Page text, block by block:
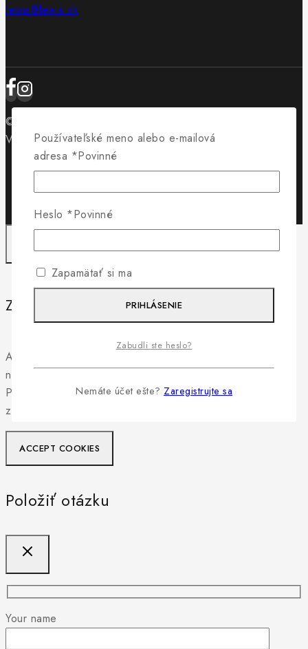
lewis@lewis.sk
© 2026 Obuv Lewis - WordPress Theme by
VytvoriloByteminds
Záleží nám na vašom súkromí
Aby sme vám mohli poskytnúť personalizovaný zážitok z
nakupovania, naša stránka používa súbory cookie.
Pokračovaním v používaní tejto stránky súhlasíte s našimi
zásadami používania súborov cookie.
ACCEPT COOKIES
Položiť otázku
Your name
Používateľské meno alebo e-mailová
adresa *Povinné
Heslo *Povinné
Zapamätať si ma
PRIHLÁSENIE
Zabudli ste heslo?
Nemáte účet ešte? Zaregistrujte sa